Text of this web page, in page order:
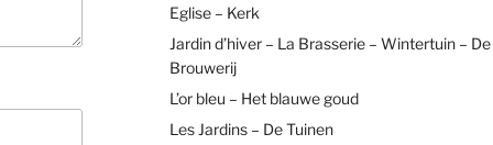
Eglise – Kerk
Jardin d’hiver – La Brasserie – Wintertuin – De
Brouwerij
L’or bleu – Het blauwe goud
Les Jardins – De Tuinen